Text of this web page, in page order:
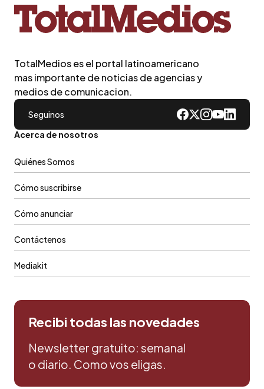
TotalMedios es el portal latinoamericano
mas importante de noticias de agencias y
medios de comunicacion.
Seguinos
Acerca de nosotros
Quiénes Somos
Cómo suscribirse
Cómo anunciar
Contáctenos
Mediakit
Recibi todas las novedades
Newsletter gratuito: semanal
o diario. Como vos eligas.